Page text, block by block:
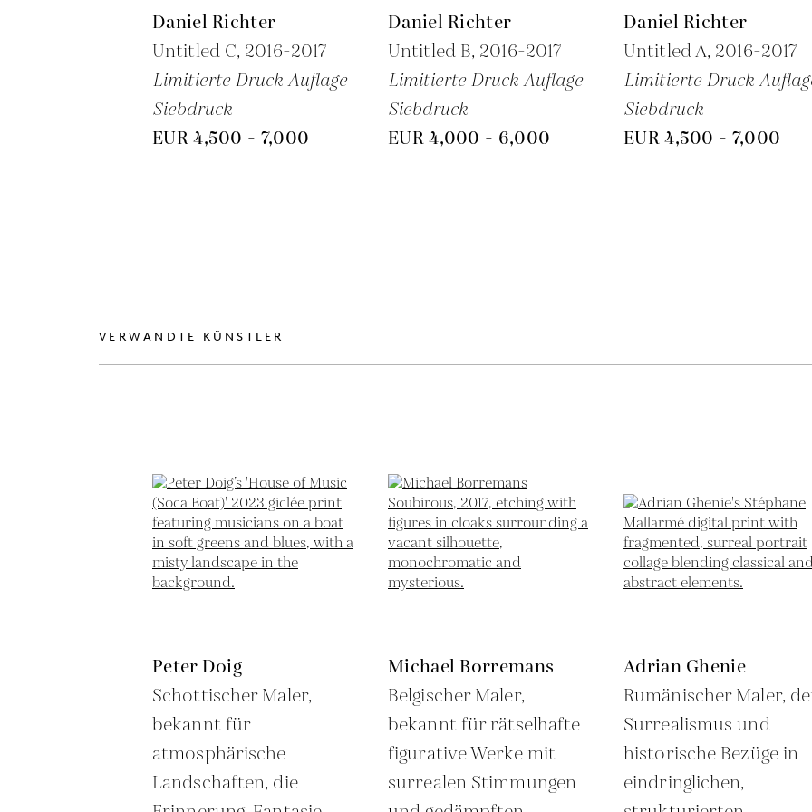
Daniel Richter
Untitled C, 2016-2017
Limitierte Druck Auflage
Siebdruck
EUR 4,500 - 7,000
Daniel Richter
Untitled B, 2016-2017
Limitierte Druck Auflage
Siebdruck
EUR 4,000 - 6,000
Daniel Richter
Untitled A, 2016-2017
Limitierte Druck
Siebdruck
EUR 4,500 - 7,000
VERWANDTE KÜNSTLER
Peter Doig
Schottischer Maler,
bekannt für
atmosphärische
Landschaften, die
Michael Borremans
Belgischer Maler,
bekannt für rätselhafte
figurative Werke mit
surrealen Stimmungen
Adrian Ghenie
Rumänischer Maler,
Surrealismus und
historische Bezüge in
eindringlichen,